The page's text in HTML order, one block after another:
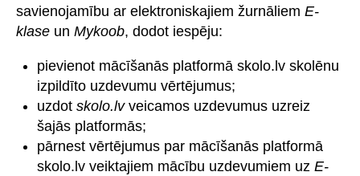
savienojamību ar elektroniskajiem žurnāliem E-
klase un Mykoob, dodot iespēju:
pievienot mācīšanās platformā skolo.lv skolēnu
izpildīto uzdevumu vērtējumus;
uzdot skolo.lvveicamos uzdevumus uzreiz
šajās platformās;
pārnest vērtējumus par mācīšanās platformā
skolo.lv veiktajiem mācību uzdevumiem uz E-